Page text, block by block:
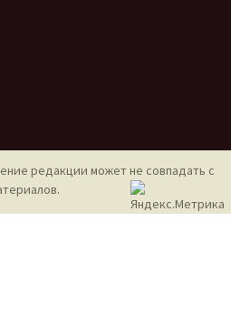
редакции может не совпадать с